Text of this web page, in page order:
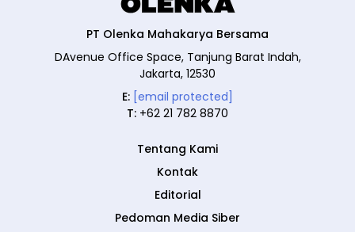
PT Olenka Mahakarya Bersama
DAvenue Office Space, Tanjung Barat Indah,
Jakarta, 12530
E: [email protected]
T: +62 21 782 8870
Tentang Kami
Kontak
Editorial
Pedoman Media Siber